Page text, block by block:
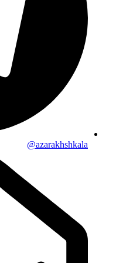
azarakhshkala@